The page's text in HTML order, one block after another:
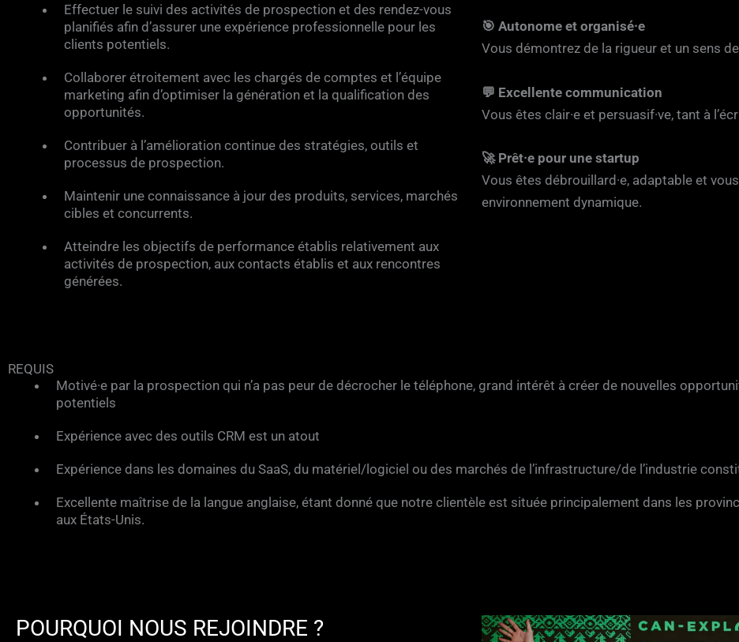
Effectuer le suivi des activités de prospection et des rendez-vous
planifiés afin d’assurer une expérience professionnelle pour les
clients potentiels.
Collaborer étroitement avec les chargés de comptes et l’équipe
marketing afin d’optimiser la génération et la qualification des
opportunités.
Contribuer à l’amélioration continue des stratégies, outils et
processus de prospection.
Maintenir une connaissance à jour des produits, services, marchés
cibles et concurrents.
Atteindre les objectifs de performance établis relativement aux
activités de prospection, aux contacts établis et aux rencontres
générées.
🎯 Autonome et organisé·e
Vous démontrez de la rigueur et un sens
💬 Excellente communication
Vous êtes clair·e et persuasif·ve, tant à
🚀 Prêt·e pour une startup
Vous êtes débrouillard·e, adaptable et
environnement dynamique.
REQUIS
Motivé·e par la prospection qui n’a pas peur de décrocher le téléphone, grand intérêt à créer de nouvelles
potentiels
Expérience avec des outils CRM est un atout
Expérience dans les domaines du SaaS, du matériel/logiciel ou des marchés de l’infrastructure/de l’industrie
Excellente maîtrise de la langue anglaise, étant donné que notre clientèle est située principalement dans les
aux États-Unis.
POURQUOI NOUS REJOINDRE ?